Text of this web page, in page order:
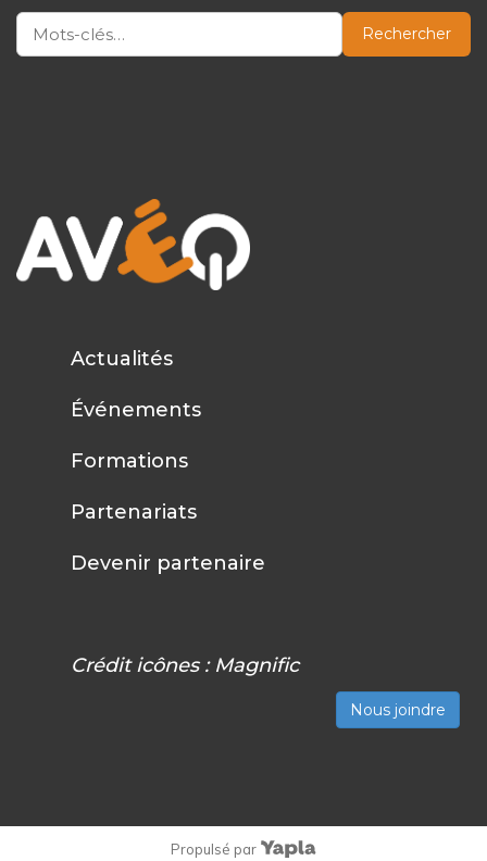
Rechercher
Actualités
Événements
Formations
Partenariats
Devenir partenaire
Crédit icônes : Magnific
Nous joindre
Propulsé par